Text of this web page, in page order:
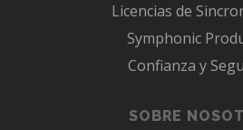
Licencias de
Symphonic
Confianza y
SOBRE